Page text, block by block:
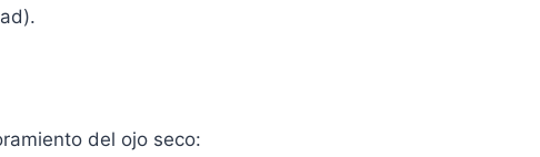
del ojo seco: